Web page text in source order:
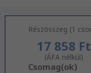
Részösszeg (1
17 858 Ft
(ÁFA nélkül)
Add
Csomag(ok)